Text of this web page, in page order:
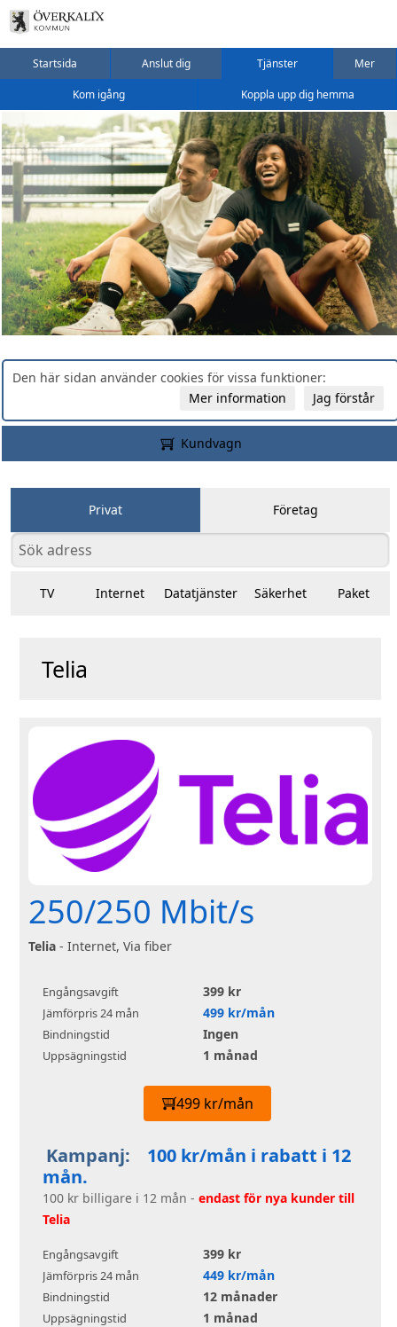
Startsida Anslut dig Tjänster Mer
Kom igång Koppla upp dig hemma
Den här sidan använder cookies för vissa funktioner:
Jag förstår
Mer information
Kundvagn
Privat Företag
TV Internet Datatjänster Säkerhet Paket
Telia
250/250 Mbit/s
Telia - Internet, Via fiber
Engångsavgift 399 kr
Jämförpris 24 mån 499 kr/mån
Bindningstid Ingen
Uppsägningstid 1 månad
499 kr/mån
Kampanj:
100 kr/mån i rabatt i 12
mån.
100 kr billigare i 12 mån - endast för nya kunder till
Telia
Engångsavgift 399 kr
Jämförpris 24 mån 449 kr/mån
Bindningstid 12 månader
Uppsägningstid 1 månad